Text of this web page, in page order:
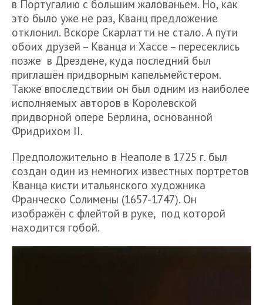
в Португалию с большим жалованьем. Но, как
это было уже не раз, Кванц предложение
отклонил. Вскоре Скарлатти не стало. А пути
обоих друзей – Кванца и Хассе – пересеклись
позже в Дрездене, куда последний был
приглашён придворным капельмейстером.
Также впоследствии он был одним из наиболее
исполняемых авторов в Королевской
придворной опере Берлина, основанной
Фридрихом II.
Предположительно в Неаполе в 1725 г. был
создан один из немногих известных портретов
Кванца кисти итальянского художника
Франческо Солимены (1657-1747). Он
изображён с флейтой в руке, под которой
находится гобой.